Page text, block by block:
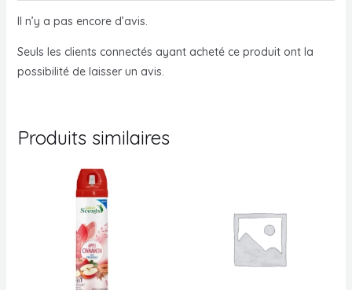
Il n’y a pas encore d’avis.
Seuls les clients connectés ayant acheté ce produit ont la
possibilité de laisser un avis.
Produits similaires